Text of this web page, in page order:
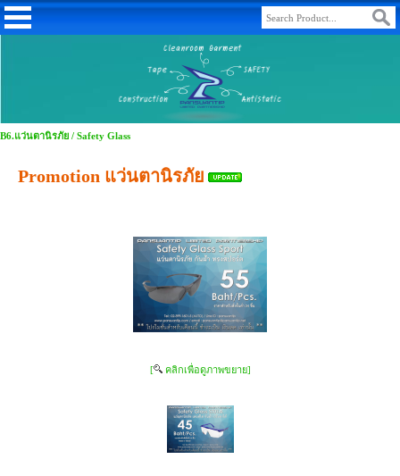
B6.แว่นตานิรภัย / Safety Glass
Promotion แว่นตานิรภัย
[ คลิกเพื่อดูภาพขยาย]